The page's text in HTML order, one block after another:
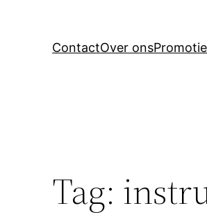
ContactOver ons
Tag: